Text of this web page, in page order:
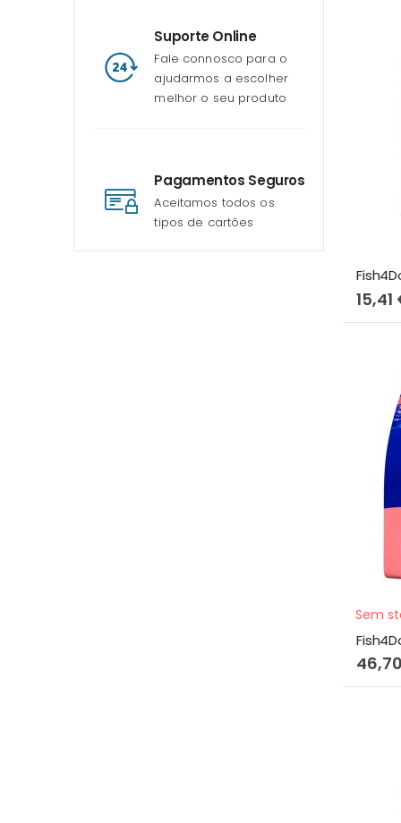
15,41
Sem
Suporte Online
Fale connosco para o
ajudarmos a escolher
melhor o seu produto
Pagamentos Seguros
Aceitamos todos os
tipos de cartões